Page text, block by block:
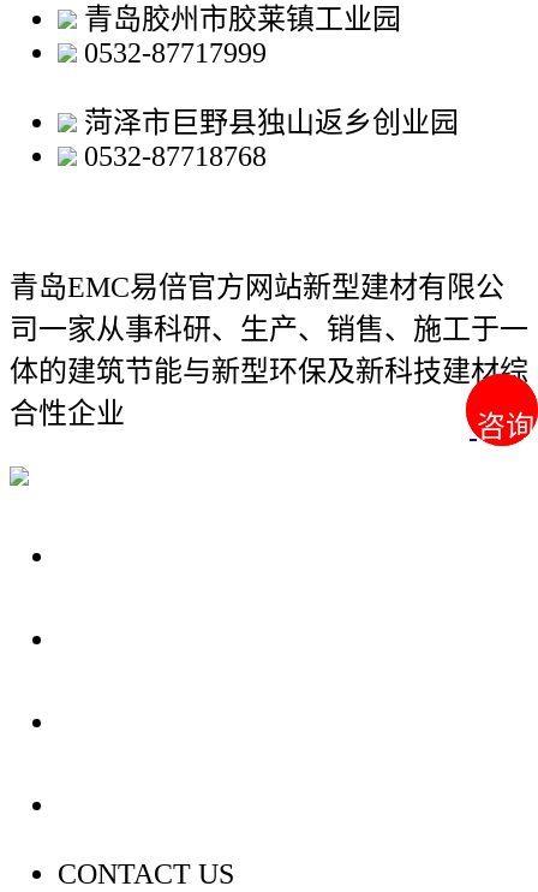
咨询
咨询
青岛胶州市胶莱镇工业园
0532-87717999
菏泽市巨野县独山返乡创业园
0532-87718768
青岛EMC易倍官方网站新型建材有限公
司一家从事科研、生产、销售、施工于一
体的建筑节能与新型环保及新科技建材综
合性企业
CONTACT US